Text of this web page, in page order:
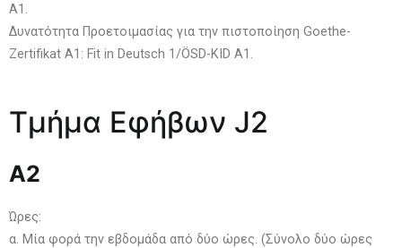
Α1.
Δυνατότητα Προετοιμασίας για την πιστοποίηση Goethe-
Zertifikat A1: Fit in Deutsch 1/ÖSD-KID A1.
Τμήμα Εφήβων J2
Α2
Ώρες:
α. Μία φορά την εβδομάδα από δύο ώρες. (Σύνολο δύο ώρες